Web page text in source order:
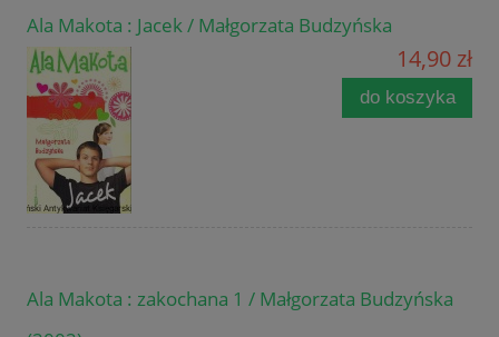
Ala Makota : Jacek / Małgorzata Budzyńska
14,90 zł
do koszyka
Ala Makota : zakochana 1 / Małgorzata Budzyńska